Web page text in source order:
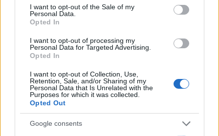
I want to opt-out of the Sale of my
Personal Data.
Opted In
I want to opt-out of processing my
Personal Data for Targeted Advertising.
Opted In
I want to opt-out of Collection, Use,
Retention, Sale, and/or Sharing of my
Personal Data that Is Unrelated with the
Purposes for which it was collected.
Opted Out
Google consents